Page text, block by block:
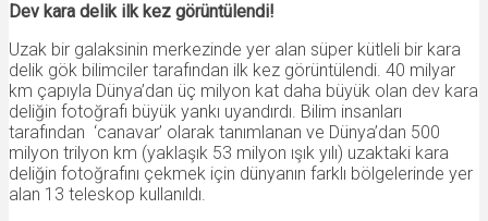
Dev kara delik ilk kez görüntülendi!
Uzak bir galaksinin merkezinde yer alan süper kütleli bir kara
delik gök bilimciler tarafından ilk kez görüntülendi. 40 milyar
km çapıyla Dünya’dan üç milyon kat daha büyük olan dev kara
deliğin fotoğrafı büyük yankı uyandırdı. Bilim insanları
tarafından ‘canavar’ olarak tanımlanan ve Dünya’dan 500
milyon trilyon km (yaklaşık 53 milyon ışık yılı) uzaktaki kara
deliğin fotoğrafını çekmek için dünyanın farklı bölgelerinde yer
alan 13 teleskop kullanıldı.